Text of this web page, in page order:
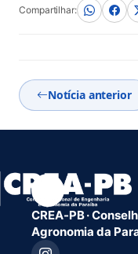
Compartilhar:
Notícia anterior
CREA-PB ·
Agronomia da